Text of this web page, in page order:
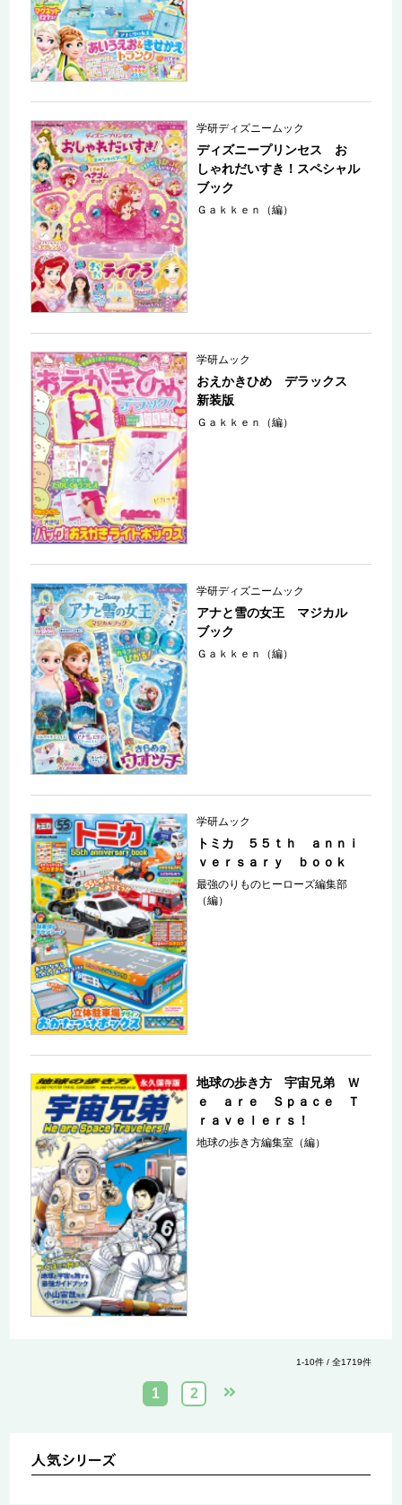
学研ディズニームック
ディズニープリンセス お
しゃれだいすき！スペシャル
ブック
Ｇａｋｋｅｎ（編）
学研ムック
おえかきひめ デラックス
新装版
Ｇａｋｋｅｎ（編）
学研ディズニームック
アナと雪の女王 マジカル
ブック
Ｇａｋｋｅｎ（編）
学研ムック
トミカ ５５ｔｈ ａｎｎｉ
ｖｅｒｓａｒｙ ｂｏｏｋ
最強のりものヒーローズ編集部
（編）
地球の歩き方 宇宙兄弟 Ｗ
ｅ ａｒｅ Ｓｐａｃｅ Ｔ
ｒａｖｅｌｅｒｓ！
地球の歩き方編集室（編）
1-10件 / 全1719件
1 2